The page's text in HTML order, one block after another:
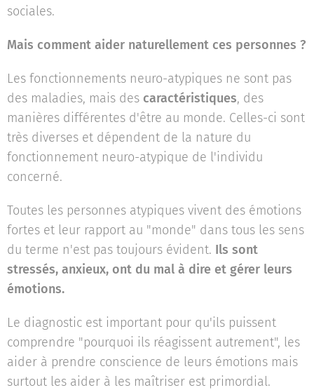
sociales.
Mais comment aider naturellement ces personnes ?
Les fonctionnements neuro-atypiques ne sont pas
des maladies, mais des caractéristiques, des
manières différentes d'être au monde. Celles-ci sont
très diverses et dépendent de la nature du
fonctionnement neuro-atypique de l'individu
concerné.
Toutes les personnes atypiques vivent des émotions
fortes et leur rapport au "monde" dans tous les sens
du terme n'est pas toujours évident. Ils sont
stressés, anxieux, ont du mal à dire et gérer leurs
émotions.
Le diagnostic est important pour qu'ils puissent
comprendre "pourquoi ils réagissent autrement", les
aider à prendre conscience de leurs émotions mais
surtout les aider à les maîtriser est primordial.